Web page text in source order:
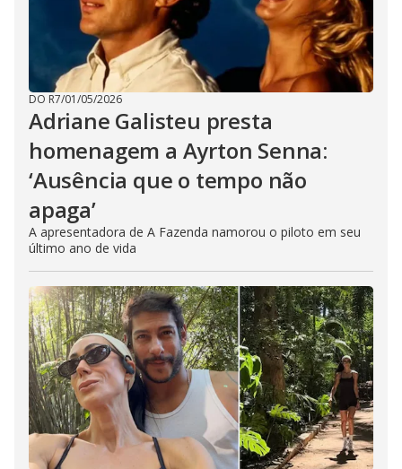
DO R7/01/05/2026
Adriane Galisteu presta
homenagem a Ayrton Senna:
‘Ausência que o tempo não
apaga’
A apresentadora de A Fazenda namorou o piloto em seu
último ano de vida